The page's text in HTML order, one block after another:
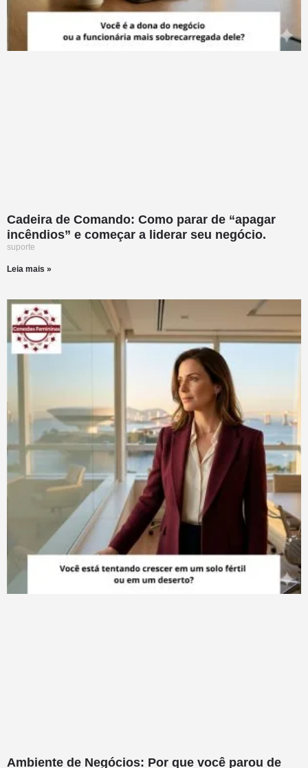
Cadeira de Comando: Como parar de “apagar
incêndios” e começar a liderar seu negócio.
suporte
Leia mais »
Ambiente de Negócios: Por que você parou de